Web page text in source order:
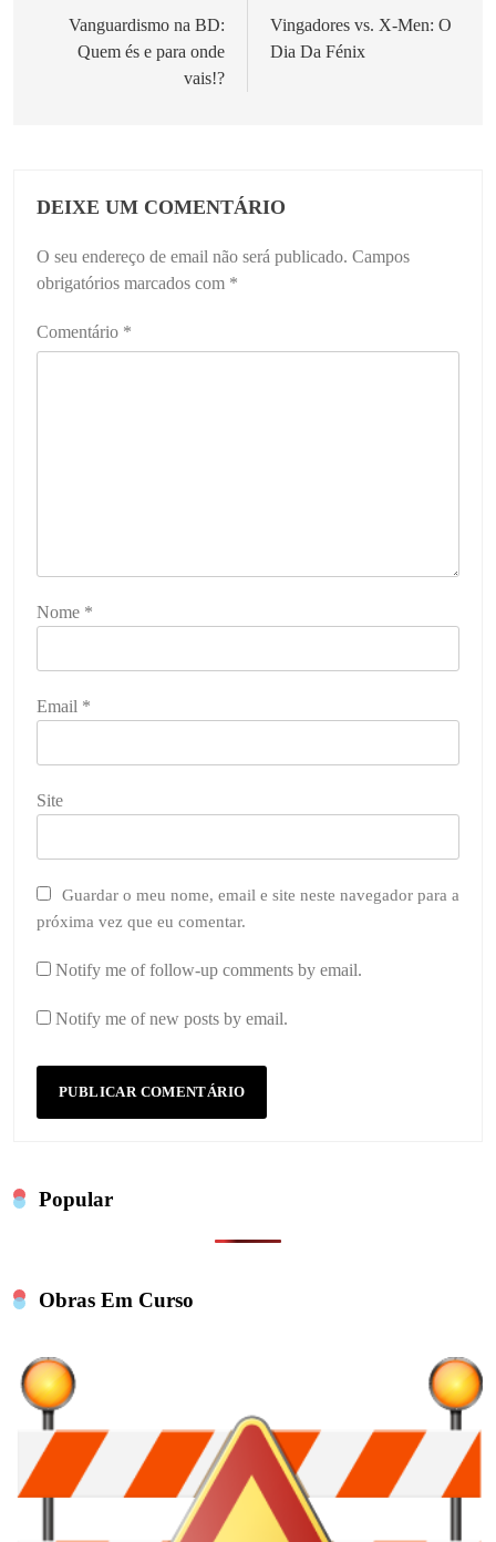
Vanguardismo na BD:
Quem és e para onde
vais!?
Vingadores vs. X-Men: O
Dia Da Fénix
DEIXE UM COMENTÁRIO
O seu endereço de email não será publicado. Campos
obrigatórios marcados com *
Comentário *
Nome *
Email *
Site
Guardar o meu nome, email e site neste navegador para a
próxima vez que eu comentar.
Notify me of follow-up comments by email.
Notify me of new posts by email.
Popular
Obras Em Curso